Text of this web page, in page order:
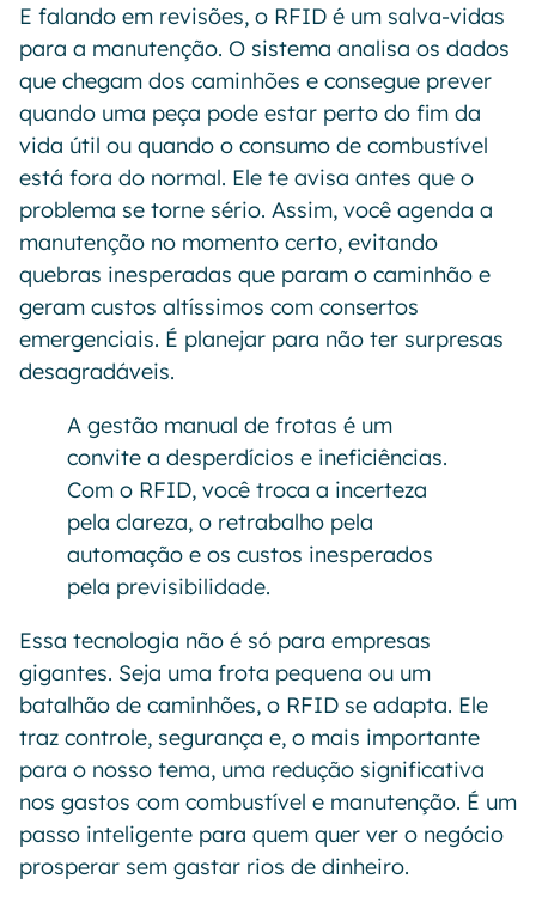
E falando em revisões, o RFID é um salva-vidas
para a manutenção. O sistema analisa os dados
que chegam dos caminhões e consegue prever
quando uma peça pode estar perto do fim da
vida útil ou quando o consumo de combustível
está fora do normal. Ele te avisa antes que o
problema se torne sério. Assim, você agenda a
manutenção no momento certo, evitando
quebras inesperadas que param o caminhão e
geram custos altíssimos com consertos
emergenciais. É planejar para não ter surpresas
desagradáveis.
A gestão manual de frotas é um
convite a desperdícios e ineficiências.
Com o RFID, você troca a incerteza
pela clareza, o retrabalho pela
automação e os custos inesperados
pela previsibilidade.
Essa tecnologia não é só para empresas
gigantes. Seja uma frota pequena ou um
batalhão de caminhões, o RFID se adapta. Ele
traz controle, segurança e, o mais importante
para o nosso tema, uma redução significativa
nos gastos com combustível e manutenção. É um
passo inteligente para quem quer ver o negócio
prosperar sem gastar rios de dinheiro.